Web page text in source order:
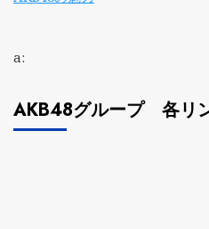
a:
AKB48グループ 各リ